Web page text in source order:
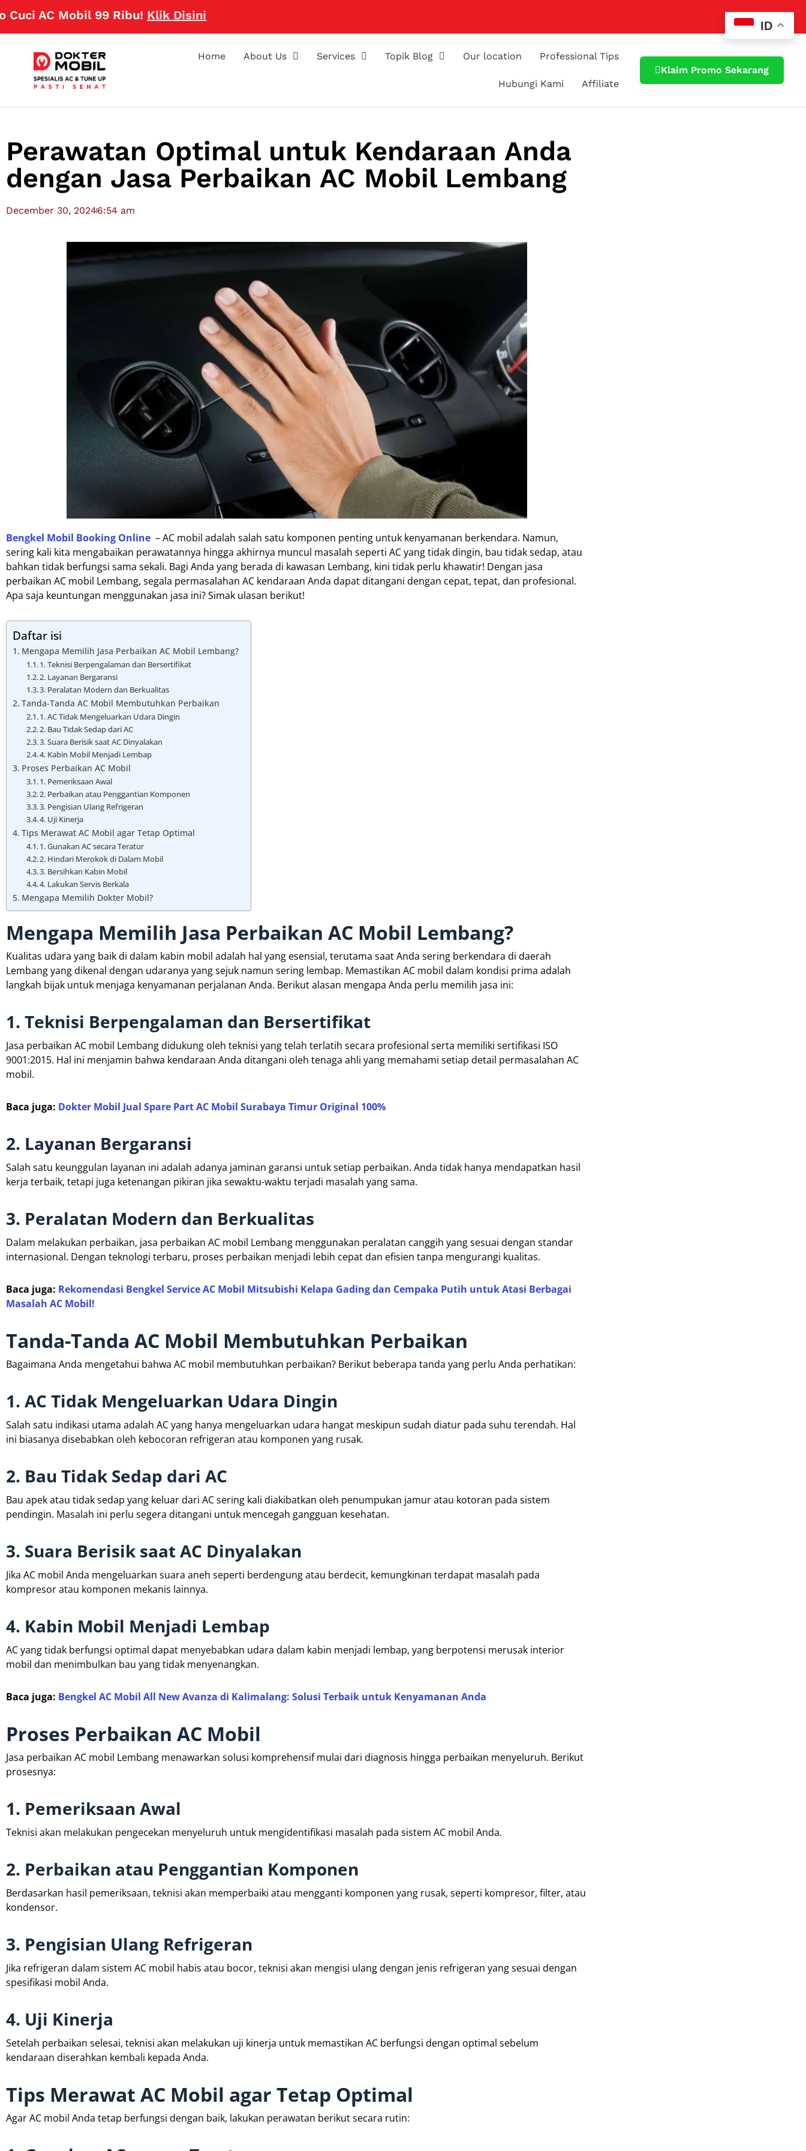
Mobil 99 Ribu!Klik Disini
Home About Us Services Topik Blog Our location Professional Tips
Hubungi Kami Affiliate
Klaim Promo Sekarang
Perawatan Optimal untuk Kendaraan Anda
dengan Jasa Perbaikan AC Mobil Lembang
December 30, 20246:54 am
Bengkel Mobil Booking Online – AC mobil adalah salah satu komponen penting untuk kenyamanan berkendara. Namun,
sering kali kita mengabaikan perawatannya hingga akhirnya muncul masalah seperti AC yang tidak dingin, bau tidak sedap, atau
bahkan tidak berfungsi sama sekali. Bagi Anda yang berada di kawasan Lembang, kini tidak perlu khawatir! Dengan jasa
perbaikan AC mobil Lembang, segala permasalahan AC kendaraan Anda dapat ditangani dengan cepat, tepat, dan profesional.
Apa saja keuntungan menggunakan jasa ini? Simak ulasan berikut!
Daftar isi
Mengapa Memilih Jasa Perbaikan AC Mobil Lembang?
1. Teknisi Berpengalaman dan Bersertifikat
2. Layanan Bergaransi
3. Peralatan Modern dan Berkualitas
Tanda-Tanda AC Mobil Membutuhkan Perbaikan
1. AC Tidak Mengeluarkan Udara Dingin
2. Bau Tidak Sedap dari AC
3. Suara Berisik saat AC Dinyalakan
4. Kabin Mobil Menjadi Lembap
Proses Perbaikan AC Mobil
1. Pemeriksaan Awal
2. Perbaikan atau Penggantian Komponen
3. Pengisian Ulang Refrigeran
4. Uji Kinerja
Tips Merawat AC Mobil agar Tetap Optimal
1. Gunakan AC secara Teratur
2. Hindari Merokok di Dalam Mobil
3. Bersihkan Kabin Mobil
4. Lakukan Servis Berkala
Mengapa Memilih Dokter Mobil?
Mengapa Memilih Jasa Perbaikan AC Mobil Lembang?
Kualitas udara yang baik di dalam kabin mobil adalah hal yang esensial, terutama saat Anda sering berkendara di daerah
Lembang yang dikenal dengan udaranya yang sejuk namun sering lembap. Memastikan AC mobil dalam kondisi prima adalah
langkah bijak untuk menjaga kenyamanan perjalanan Anda. Berikut alasan mengapa Anda perlu memilih jasa ini:
1. Teknisi Berpengalaman dan Bersertifikat
Jasa perbaikan AC mobil Lembang didukung oleh teknisi yang telah terlatih secara profesional serta memiliki sertifikasi ISO
9001:2015. Hal ini menjamin bahwa kendaraan Anda ditangani oleh tenaga ahli yang memahami setiap detail permasalahan AC
mobil.
Baca juga: Dokter Mobil Jual Spare Part AC Mobil Surabaya Timur Original 100%
2. Layanan Bergaransi
Salah satu keunggulan layanan ini adalah adanya jaminan garansi untuk setiap perbaikan. Anda tidak hanya mendapatkan hasil
kerja terbaik, tetapi juga ketenangan pikiran jika sewaktu-waktu terjadi masalah yang sama.
3. Peralatan Modern dan Berkualitas
Dalam melakukan perbaikan, jasa perbaikan AC mobil Lembang menggunakan peralatan canggih yang sesuai dengan standar
internasional. Dengan teknologi terbaru, proses perbaikan menjadi lebih cepat dan efisien tanpa mengurangi kualitas.
Baca juga: Rekomendasi Bengkel Service AC Mobil Mitsubishi Kelapa Gading dan Cempaka Putih untuk Atasi Berbagai
Masalah AC Mobil!
Tanda-Tanda AC Mobil Membutuhkan Perbaikan
Bagaimana Anda mengetahui bahwa AC mobil membutuhkan perbaikan? Berikut beberapa tanda yang perlu Anda perhatikan:
1. AC Tidak Mengeluarkan Udara Dingin
Salah satu indikasi utama adalah AC yang hanya mengeluarkan udara hangat meskipun sudah diatur pada suhu terendah. Hal
ini biasanya disebabkan oleh kebocoran refrigeran atau komponen yang rusak.
2. Bau Tidak Sedap dari AC
Bau apek atau tidak sedap yang keluar dari AC sering kali diakibatkan oleh penumpukan jamur atau kotoran pada sistem
pendingin. Masalah ini perlu segera ditangani untuk mencegah gangguan kesehatan.
3. Suara Berisik saat AC Dinyalakan
Jika AC mobil Anda mengeluarkan suara aneh seperti berdengung atau berdecit, kemungkinan terdapat masalah pada
kompresor atau komponen mekanis lainnya.
4. Kabin Mobil Menjadi Lembap
AC yang tidak berfungsi optimal dapat menyebabkan udara dalam kabin menjadi lembap, yang berpotensi merusak interior
mobil dan menimbulkan bau yang tidak menyenangkan.
Baca juga: Bengkel AC Mobil All New Avanza di Kalimalang: Solusi Terbaik untuk Kenyamanan Anda
Proses Perbaikan AC Mobil
Jasa perbaikan AC mobil Lembang menawarkan solusi komprehensif mulai dari diagnosis hingga perbaikan menyeluruh. Berikut
prosesnya:
1. Pemeriksaan Awal
Teknisi akan melakukan pengecekan menyeluruh untuk mengidentifikasi masalah pada sistem AC mobil Anda.
2. Perbaikan atau Penggantian Komponen
Berdasarkan hasil pemeriksaan, teknisi akan memperbaiki atau mengganti komponen yang rusak, seperti kompresor, filter, atau
kondensor.
3. Pengisian Ulang Refrigeran
Jika refrigeran dalam sistem AC mobil habis atau bocor, teknisi akan mengisi ulang dengan jenis refrigeran yang sesuai dengan
spesifikasi mobil Anda.
4. Uji Kinerja
Setelah perbaikan selesai, teknisi akan melakukan uji kinerja untuk memastikan AC berfungsi dengan optimal sebelum
kendaraan diserahkan kembali kepada Anda.
Tips Merawat AC Mobil agar Tetap Optimal
Agar AC mobil Anda tetap berfungsi dengan baik, lakukan perawatan berikut secara rutin:
ID